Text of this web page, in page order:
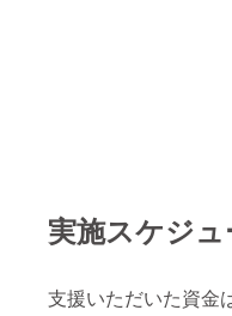
実施スケジ
支援いただいた資金